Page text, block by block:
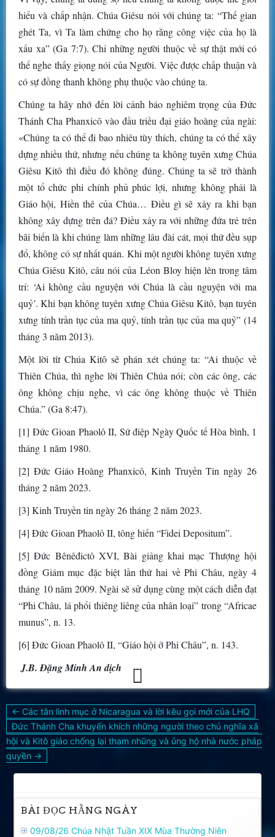
hiểu và chấp nhận. Chúa Giêsu nói với chúng ta: “Thế gian
ghét Ta, vì Ta làm chứng cho họ rằng công việc của họ là
xấu xa” (Ga 7:7). Chỉ những người thuộc về sự thật mới có
thể nghe thấy giọng nói của Người. Việc được chấp thuận và
có sự đồng thanh không phụ thuộc vào chúng ta.
Chúng ta hãy nhớ đến lời cảnh báo nghiêm trọng của Đức
Thánh Cha Phanxicô vào đầu triều đại giáo hoàng của ngài:
«Chúng ta có thể đi bao nhiêu tùy thích, chúng ta có thể xây
dựng nhiều thứ, nhưng nếu chúng ta không tuyên xưng Chúa
Giêsu Kitô thì điều đó không đúng. Chúng ta sẽ trở thành
một tổ chức phi chính phủ phúc lợi, nhưng không phải là
Giáo hội, Hiền thê của Chúa… Điều gì sẽ xảy ra khi bạn
không xây dựng trên đá? Điều xảy ra với những đứa trẻ trên
bãi biển là khi chúng làm những lâu đài cát, mọi thứ đều sụp
đổ, không có sự nhất quán. Khi một người không tuyên xưng
Chúa Giêsu Kitô, câu nói của Léon Bloy hiện lên trong tâm
trí: ‘Ai không cầu nguyện với Chúa là cầu nguyện với ma
quỷ’. Khi bạn không tuyên xưng Chúa Giêsu Kitô, bạn tuyên
xưng tính trần tục của ma quỷ, tính trần tục của ma quỷ” (14
tháng 3 năm 2013).
Một lời từ Chúa Kitô sẽ phán xét chúng ta: “Ai thuộc về
Thiên Chúa, thì nghe lời Thiên Chúa nói; còn các ông, các
ông không chịu nghe, vì các ông không thuộc về Thiên
Chúa.” (Ga 8:47).
[1] Đức Gioan Phaolô II, Sứ điệp Ngày Quốc tế Hòa bình, 1
tháng 1 năm 1980.
[2] Đức Giáo Hoàng Phanxicô, Kinh Truyền Tin ngày 26
tháng 2 năm 2023.
[3] Kinh Truyền tin ngày 26 tháng 2 năm 2023.
[4] Đức Gioan Phaolô II, tông hiến “Fidei Depositum”.
[5] Đức Bênêđictô XVI, Bài giảng khai mạc Thượng hội
đồng Giám mục đặc biệt lần thứ hai về Phi Châu, ngày 4
tháng 10 năm 2009. Ngài sẽ sử dụng cùng một cách diễn đạt
“Phi Châu, lá phổi thiêng liêng của nhân loại” trong “Africae
munus”, n. 13.
[6] Đức Gioan Phaolô II, “Giáo hội ở Phi Châu”, n. 143.
J.B. Đặng Minh An dịch
Điều
hướng
bài
viết
← Các tân linh mục ở Nicaragua và lời kêu gọi mới của LHQ
Đức Thánh Cha khuyến khích những người theo chủ nghĩa xã
hội và Kitô giáo chống lại tham nhũng và ủng hộ nhà nước pháp
quyền →
BÀI ĐỌC HẰNG NGÀY
09/08/26 Chúa Nhật Tuần XIX Mùa Thường Niên